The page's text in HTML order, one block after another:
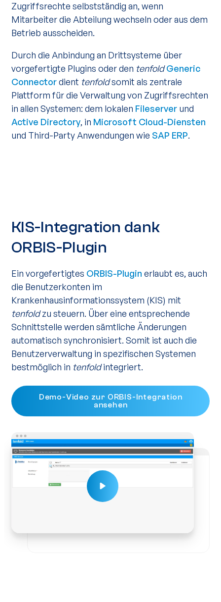
Zugriffsrechte selbstständig an, wenn
Mitarbeiter die Abteilung wechseln oder aus dem
Betrieb ausscheiden.
Durch die Anbindung an Drittsysteme über
vorgefertigte Plugins oder den tenfold Generic
Connectordient tenfoldsomit als zentrale
Plattform für die Verwaltung von Zugriffsrechten
in allen Systemen: dem lokalen Fileserver und
Active Directory, in Microsoft Cloud-Diensten
und Third-Party Anwendungen wie SAP ERP.
KIS-Integration dank
ORBIS-Plugin
Ein vorgefertigtes ORBIS-Plugin erlaubt es, auch
die Benutzerkonten im
Krankenhausinformationssystem (KIS) mit
tenfoldzu steuern. Über eine entsprechende
Schnittstelle werden sämtliche Änderungen
automatisch synchronisiert. Somit ist auch die
Benutzerverwaltung in spezifischen Systemen
bestmöglich in tenfoldintegriert.
Demo-Video zur ORBIS-Integration
ansehen